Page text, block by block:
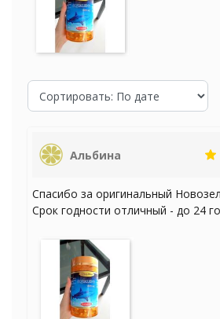
Альбина
Спасибо за оригинальный
Срок годности отличный - до 24